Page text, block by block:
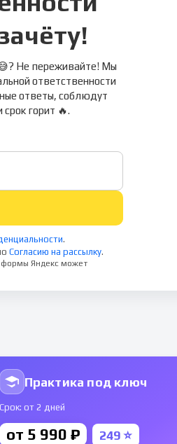
😅? Не переживайте! Мы
ответственности
ответы, соблюдут
горит 🔥.
.
Согласию на рассылку.
формы Яндекс может
Практика под ключ
Срок: от 2 дней
от 5 990 ₽ 249 ⭐